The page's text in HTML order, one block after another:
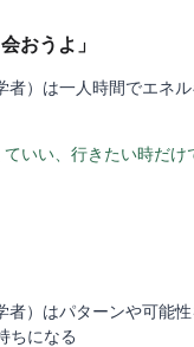
おうよ 」
者）は一人時間でエネ
ていい、行きたい時だけ
者）はパターンや可能
ちになる